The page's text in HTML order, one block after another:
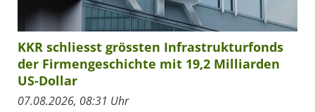
KKR schliesst grössten Infrastrukturfonds
der Firmengeschichte mit 19,2 Milliarden
US-Dollar
07.08.2026, 08:31 Uhr